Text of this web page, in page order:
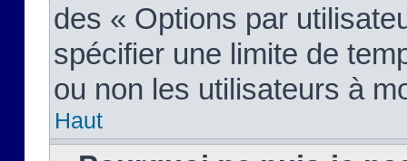
des « Options par
spécifier une limite de
ou non les utilisateurs à
Haut